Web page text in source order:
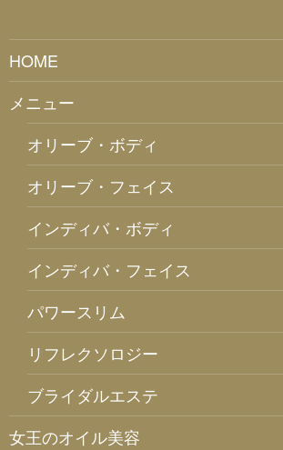
HOME
メニュー
オリーブ・ボディ
オリーブ・フェイス
インディバ・ボディ
インディバ・フェイス
パワースリム
リフレクソロジー
ブライダルエステ
女王のオイル美容